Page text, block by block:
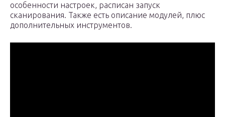
особенности настроек, расписан запуск
сканирования. Также есть описание модулей, плюс
дополнительных инструментов.